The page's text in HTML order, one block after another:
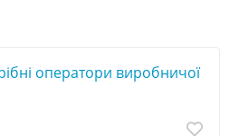
оператори виробничої